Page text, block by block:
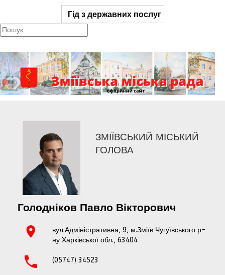
Гід з державних послуг
ЗМІЇВСЬКИЙ МІСЬКИЙ
ГОЛОВА
Голодніков Павло Вікторович
вул.Адміністративна, 9, м.Зміїв Чугуївського р-
ну Харківської обл., 63404
(05747) 34523